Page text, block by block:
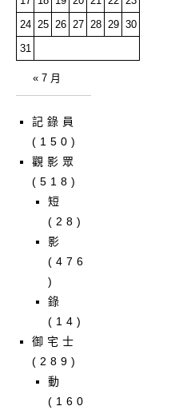
24 25 26 27 28 29 30
31
« 7 月
記錄員
(150)
觀影眾
(518)
短
(28)
影
(476
)
錄
(14)
御宅士
(289)
動
(160